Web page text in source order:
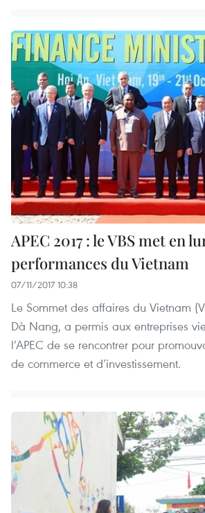
APEC 2017 : le VBS met en
performances du Vietnam
07/11/2017 10:38
Le Sommet des affaires du Vietnam
Dà Nang, a permis aux entreprises
l’APEC de se rencontrer pour
de commerce et d’investissement.